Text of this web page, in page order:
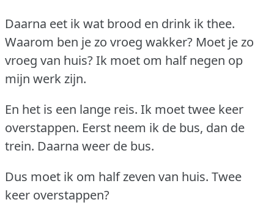
Daarna eet ik wat brood en drink ik thee.
Waarom ben je zo vroeg wakker? Moet je zo
vroeg van huis?Ik moet om half negen op
mijn werk zijn.
En het is een lange reis. Ik moet twee keer
overstappen. Eerst neem ik de bus, dan de
trein. Daarna weer de bus.
Dus moet ik om half zeven van huis. Twee
keer overstappen?